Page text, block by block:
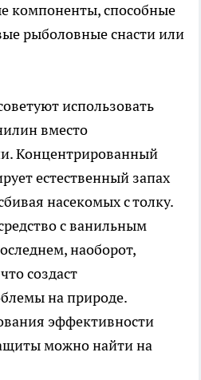
компоненты, способные
рыболовные снасти или
использовать
вместо
Концентрированный
естественный запах
насекомых с толку.
с ванильным
наоборот,
создаст
на природе.
эффективности
можно найти на